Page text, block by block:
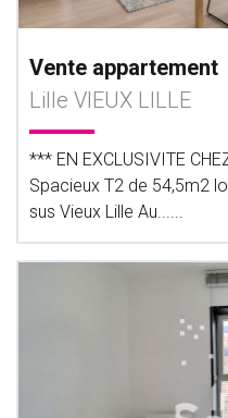
Vente appartement
Lille VIEUX LILLE
*** EN EXCLUSIVITE
Spacieux T2 de 54,5m2
sus Vieux Lille Au......